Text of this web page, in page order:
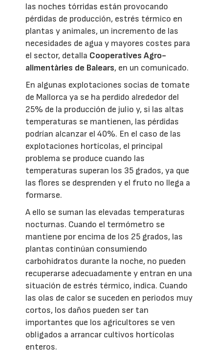
las noches tórridas están provocando
pérdidas de producción, estrés térmico en
plantas y animales, un incremento de las
necesidades de agua y mayores costes para
el sector, detalla Cooperatives Agro-
alimentàries de Balears, en un comunicado.
En algunas explotaciones socias de tomate
de Mallorca ya se ha perdido alrededor del
25% de la producción de julio y, si las altas
temperaturas se mantienen, las pérdidas
podrían alcanzar el 40%. En el caso de las
explotaciones hortícolas, el principal
problema se produce cuando las
temperaturas superan los 35 grados, ya que
las flores se desprenden y el fruto no llega a
formarse.
A ello se suman las elevadas temperaturas
nocturnas. Cuando el termómetro se
mantiene por encima de los 25 grados, las
plantas continúan consumiendo
carbohidratos durante la noche, no pueden
recuperarse adecuadamente y entran en una
situación de estrés térmico, indica. Cuando
las olas de calor se suceden en periodos muy
cortos, los daños pueden ser tan
importantes que los agricultores se ven
obligados a arrancar cultivos hortícolas
enteros.